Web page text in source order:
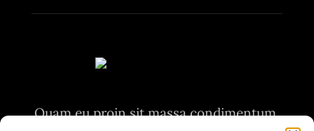
Quam eu proin sit massa condimentum.